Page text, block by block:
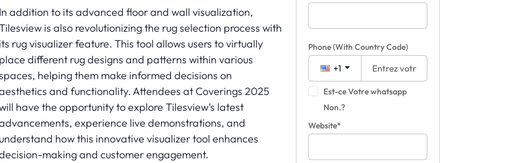
Phone(With Country Code)
+1
Est-ce Votre whatsapp
Non.?
Website*
addition to its advanced floor and wall visualization,
is also revolutionizing the rug selection process with
rug visualizer feature. This tool allows users to virtually
different rug designs and patterns within various
helping them make informed decisions on
and functionality. Attendees at Coverings 2025
have the opportunity to explore Tilesview’s latest
experience live demonstrations, and
how this innovative visualizer tool enhances
making and customer engagement.